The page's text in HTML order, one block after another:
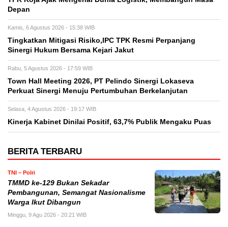
Depan
Kamis, 6 Agustus 2026 - 15:38 WIB
Tingkatkan Mitigasi Risiko,IPC TPK Resmi Perpanjang
Sinergi Hukum Bersama Kejari Jakut
Rabu, 5 Agustus 2026 - 17:59 WIB
Town Hall Meeting 2026, PT Pelindo Sinergi Lokaseva
Perkuat Sinergi Menuju Pertumbuhan Berkelanjutan
Selasa, 4 Agustus 2026 - 19:17 WIB
Kinerja Kabinet Dinilai Positif, 63,7% Publik Mengaku Puas
BERITA TERBARU
TNI – Polri
TMMD ke-129 Bukan Sekadar
Pembangunan, Semangat Nasionalisme
Warga Ikut Dibangun
Minggu, 9 Agu 2026 - 20:21 WIB